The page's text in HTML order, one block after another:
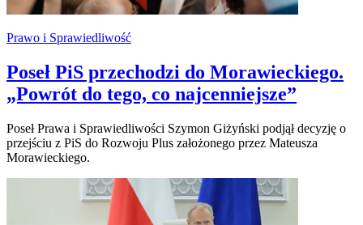
Prawo i Sprawiedliwość
Poseł PiS przechodzi do Morawieckiego.
„Powrót do tego, co najcenniejsze”
Poseł Prawa i Sprawiedliwości Szymon Giżyński podjął decyzję o
przejściu z PiS do Rozwoju Plus założonego przez Mateusza
Morawieckiego.